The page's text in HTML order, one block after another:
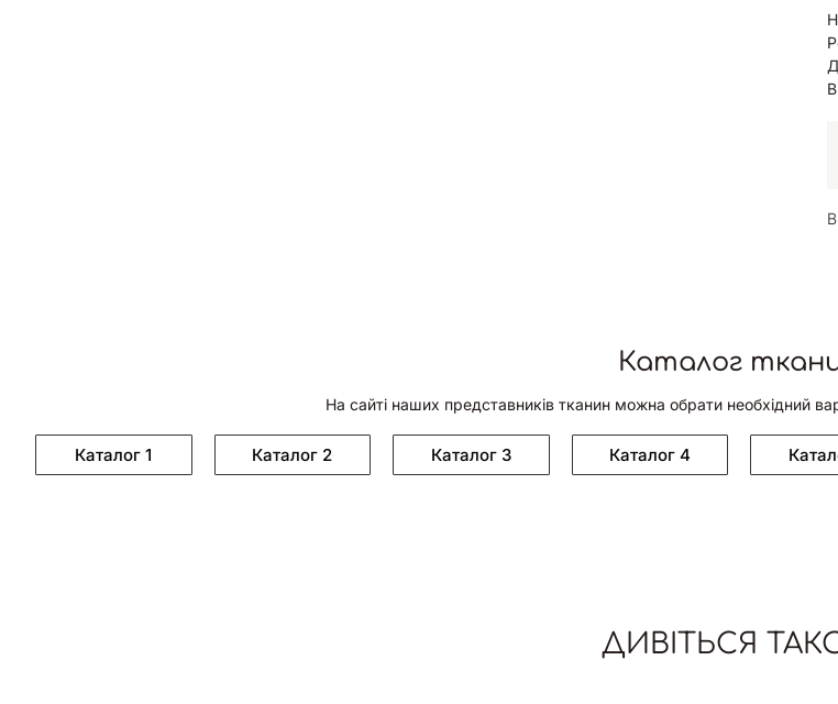
Каталог
На сайті наших представників тканин можна обрати необхідний
Каталог 1 Каталог 2 Каталог 3 Каталог 4
ДИВІТЬСЯ